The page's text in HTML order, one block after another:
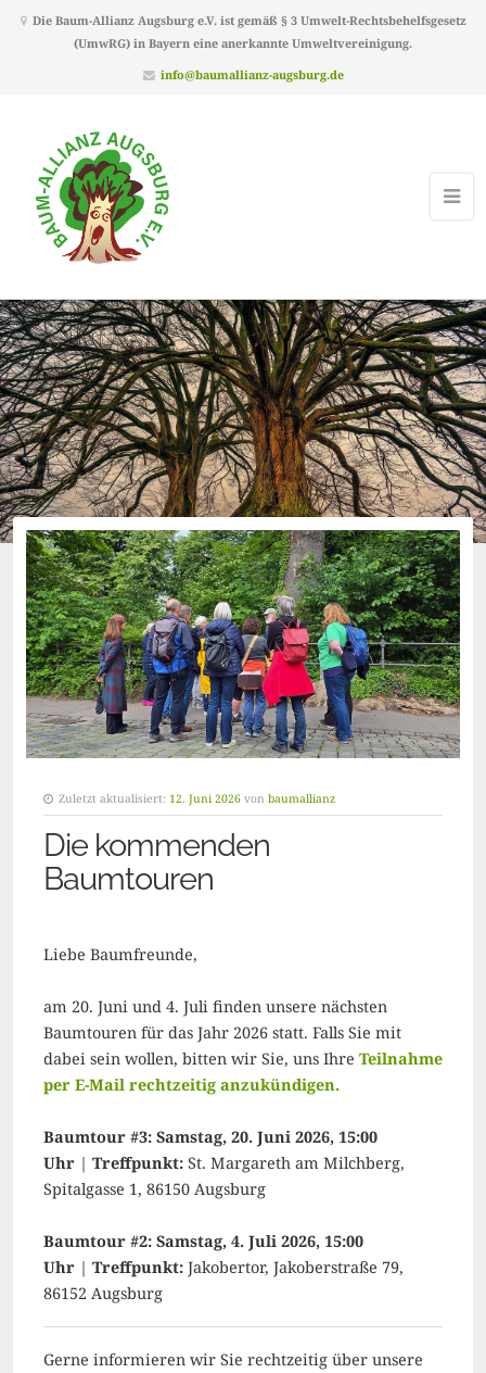
Die Baum-Allianz Augsburg e.V. ist gemäß § 3 Umwelt-Rechtsbehelfsgesetz
(UmwRG) in Bayern eine anerkannte Umweltvereinigung.
info@baumallianz-augsburg.de
Zuletzt aktualisiert: 12. Juni 2026 von baumallianz
Die kommenden
Baumtouren
Liebe Baumfreunde,
am 20. Juni und 4. Juli finden unsere nächsten
Baumtouren für das Jahr 2026 statt. Falls Sie mit
dabei sein wollen, bitten wir Sie, uns Ihre Teilnahme
per E-Mail rechtzeitig anzukündigen.
Baumtour #3: Samstag, 20. Juni 2026, 15:00
Uhr | Treffpunkt: St. Margareth am Milchberg,
Spitalgasse 1, 86150 Augsburg
Baumtour #2: Samstag, 4. Juli 2026, 15:00
Uhr | Treffpunkt: Jakobertor, Jakoberstraße 79,
86152 Augsburg
Gerne informieren wir Sie rechtzeitig über unsere